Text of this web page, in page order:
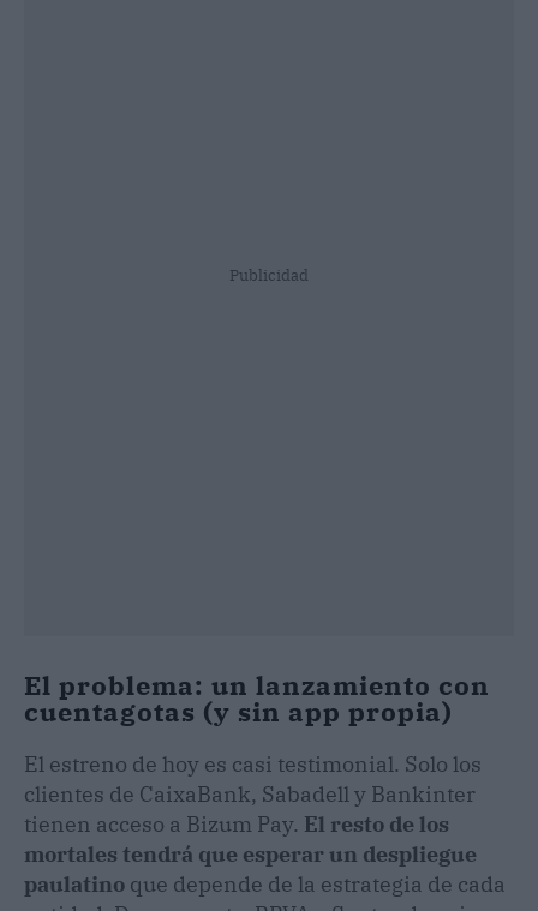
Publicidad
El problema: un lanzamiento con
cuentagotas (y sin app propia)
El estreno de hoy es casi testimonial. Solo los
clientes de CaixaBank, Sabadell y Bankinter
tienen acceso a Bizum Pay. El resto de los
mortales tendrá que esperar un despliegue
paulatino que depende de la estrategia de cada